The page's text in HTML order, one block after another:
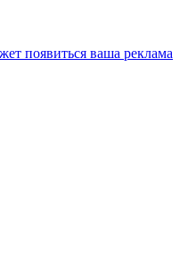
появиться ваша реклама